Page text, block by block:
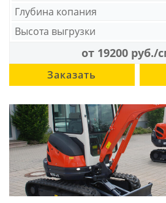
Глубина копания
Высота выгрузки
от 19200 руб./
Заказать